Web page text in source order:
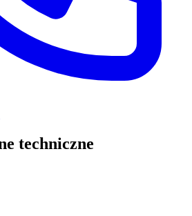
techniczne